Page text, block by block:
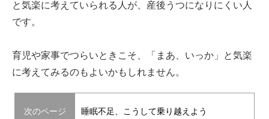
と気楽に考えていられる人が、産後うつになりにくい人
です。
育児や家事でつらいときこそ、「まあ、いっか」と気楽
に考えてみるのもよいかもしれません。
次のページ 睡眠不足、こうして乗り越えよう